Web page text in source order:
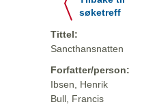
søketreff
Tittel:
Sancthansnatten
Forfatter/person:
Ibsen, Henrik
Bull, Francis